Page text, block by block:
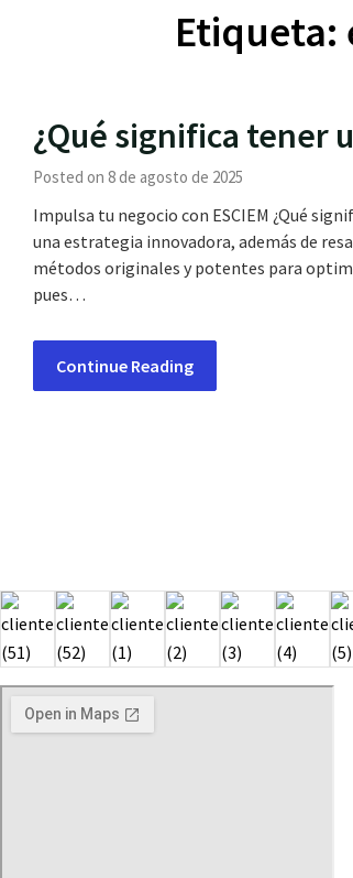
Etiqueta:
¿Qué significa tener
Posted on 8 de agosto de 2025
Impulsa tu negocio con ESCIEM ¿Qué
una estrategia innovadora, además de
métodos originales y potentes para
pues…
Continue Reading